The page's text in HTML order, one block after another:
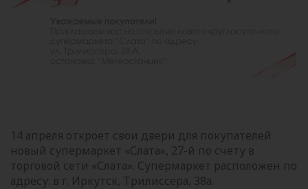
14 апреля откроет свои двери для покупателей
новый супермаркет «Слата», 27-й по счету в
торговой сети «Слата». Супермаркет расположен по
адресу: в г. Иркутск, Трилиссера, 38а.